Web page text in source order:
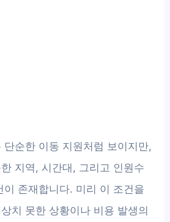
단순한 이동 지원처럼 보이지만,
지역, 시간대, 그리고 인원수
존재합니다. 미리 이 조건을
치 못한 상황이나 비용 발생의